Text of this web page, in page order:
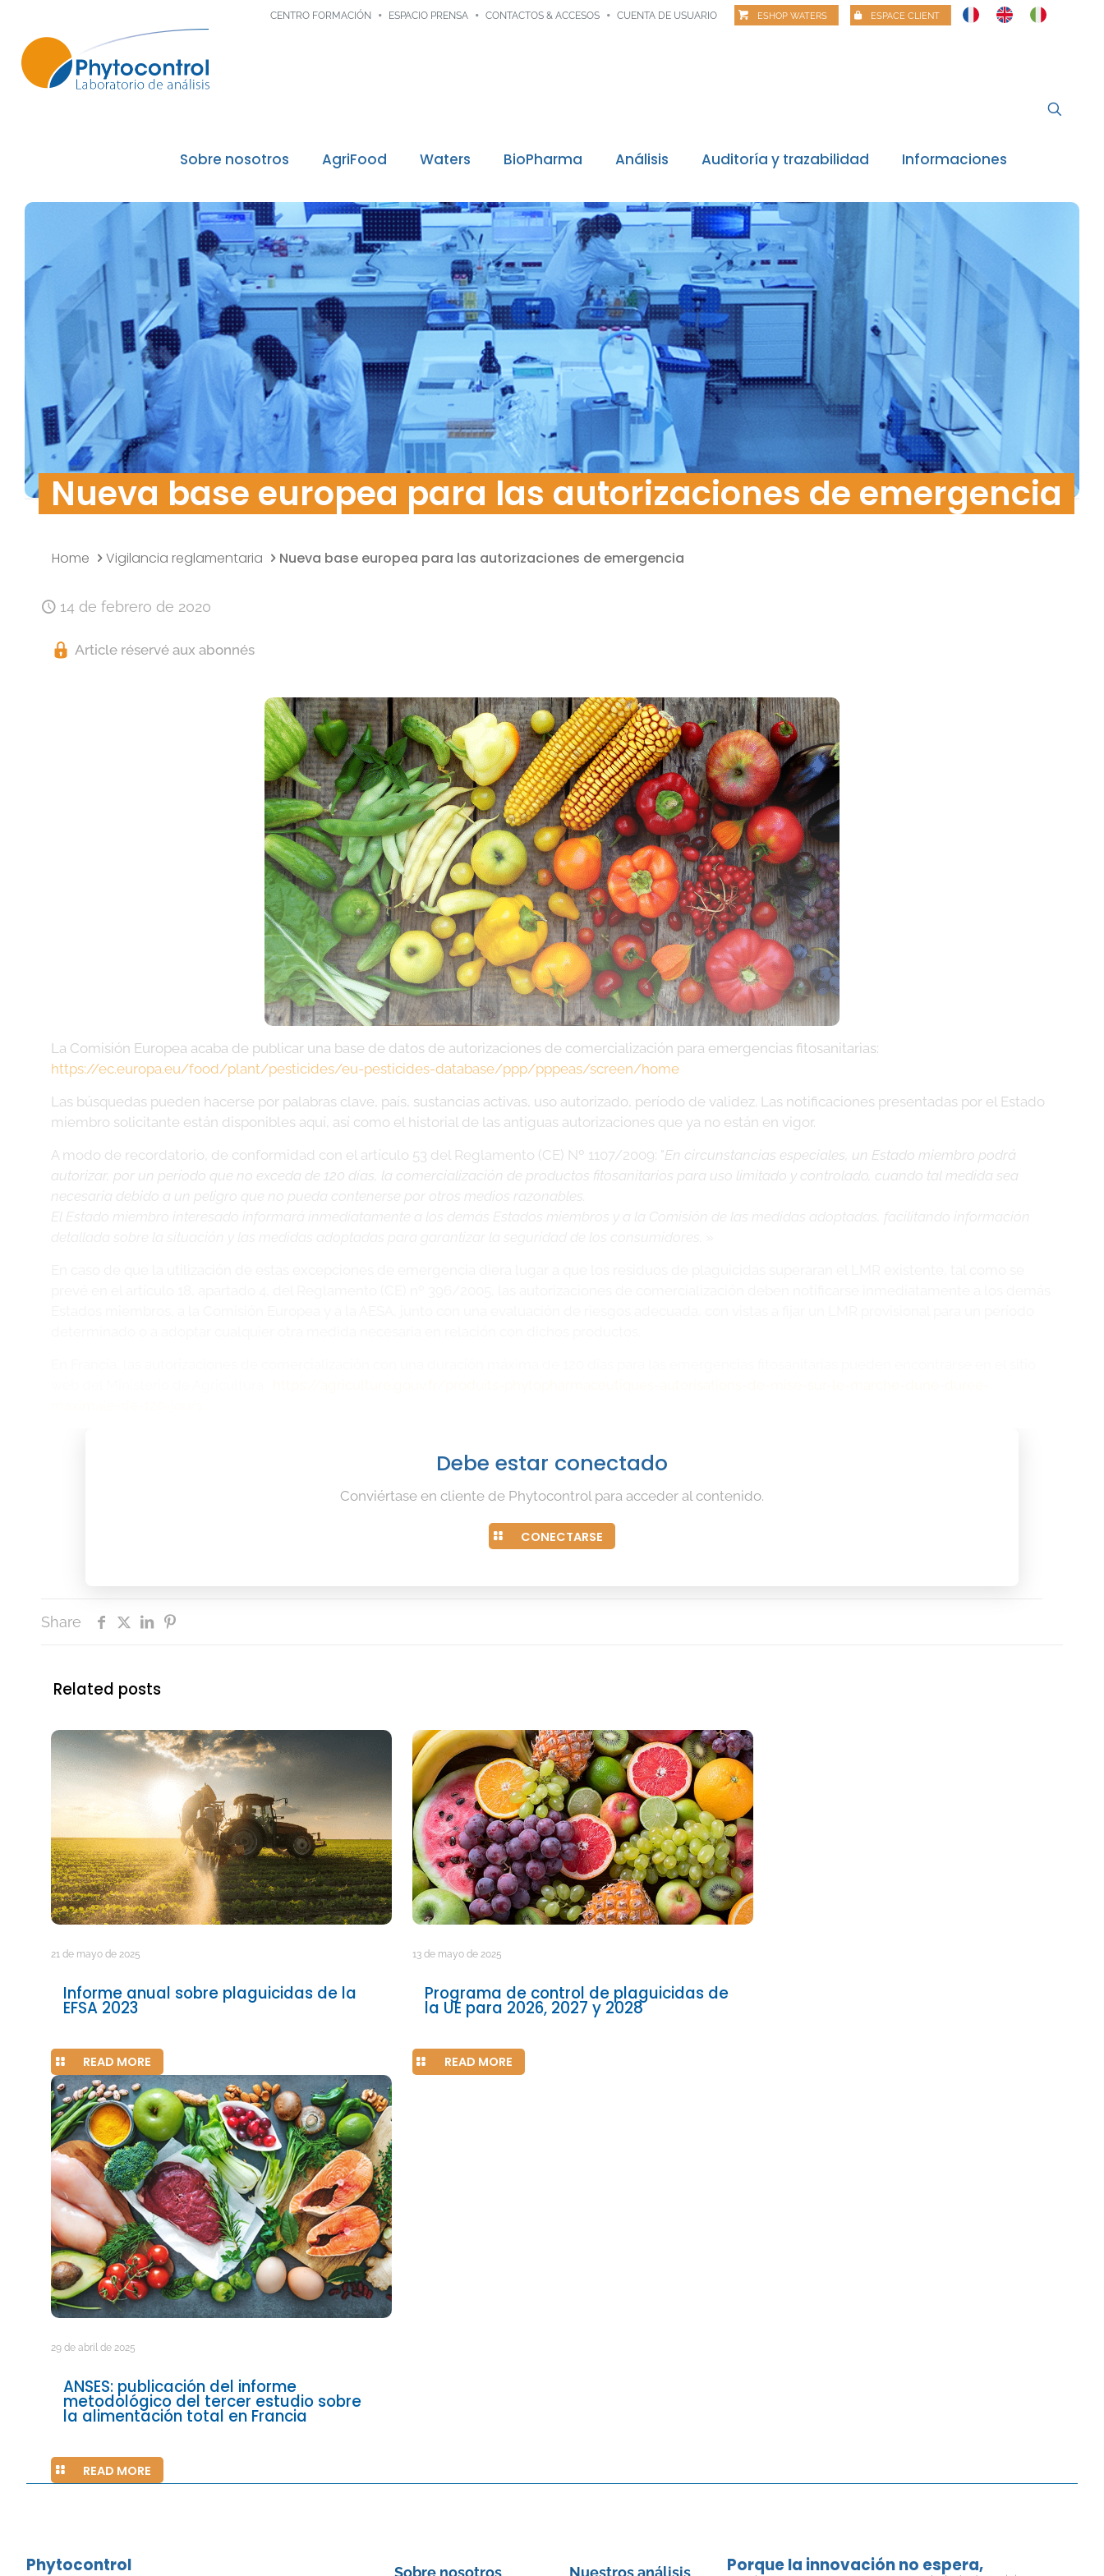
CENTRO FORMACIÓN ESPACIO PRENSA CONTACTOS & ACCESOS CUENTA DE USUARIO ESHOP WATERS ESPACE CLIENT
Sobre nosotros
El Grupo Phytocontrol
Nuestros valores / Nuestras misiones
Nuestras acreditaciones
Nuestros reconocimientos de calidad
Nuestros laboratorios
Política de calidad
Investigación y desarrollo
Seguridad de los datos
AgriFood Waters BioPharma Análisis Auditoría y trazabilidad
Trazabilidad digital
Informaciones
Noticias
Vigilancia reglamentaria
Revisión de la normativa
Alertas alimentarias
Webinar
Food Risk
Nueva base europea para las autorizaciones de emergencia
Home Vigilancia reglamentaria Nueva base europea para las autorizaciones de emergencia
14 de febrero de 2020
Article réservé aux abonnés
La Comisión Europea acaba de publicar una base de datos de autorizaciones de comercialización para emergencias fitosanitarias:
https://ec.europa.eu/food/plant/pesticides/eu-pesticides-database/ppp/pppeas/screen/home
Las búsquedas pueden hacerse por palabras clave, país, sustancias activas, uso autorizado, período de validez. Las notificaciones presentadas por el Estado
miembro solicitante están disponibles aquí, así como el historial de las antiguas autorizaciones que ya no están en vigor.
A modo de recordatorio, de conformidad con el artículo 53 del Reglamento (CE) Nº 1107/2009: "En circunstancias especiales, un Estado miembro podrá
autorizar, por un período que no exceda de 120 días, la comercialización de productos fitosanitarios para uso limitado y controlado, cuando tal medida sea
necesaria debido a un peligro que no pueda contenerse por otros medios razonables.
El Estado miembro interesado informará inmediatamente a los demás Estados miembros y a la Comisión de las medidas adoptadas, facilitando información
Debe estar conectado
Conviértase en cliente de Phytocontrol para acceder al contenido.
CONECTARSE
Share
Related posts
21 de mayo de 2025
Informe anual sobre plaguicidas de la
EFSA 2023
READ MORE
13 de mayo de 2025
Programa de control de plaguicidas de
la UE para 2026, 2027 y 2028
READ MORE
29 de abril de 2025
ANSES: publicación del informe
metodológico del tercer estudio sobre
la alimentación total en Francia
READ MORE
Phytocontrol Sobre nosotros Nuestros análisis Porque la innovación no espera,